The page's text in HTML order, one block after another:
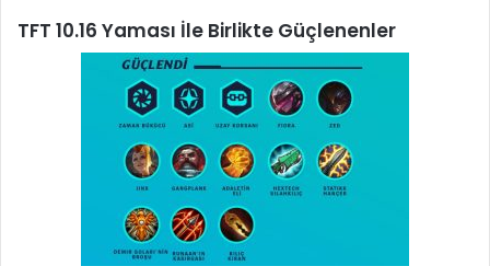
TFT 10.16 Yaması İle Birlikte Güçlenenler